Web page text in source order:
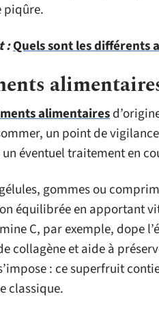
piqûre.
:Quels sont les différents
alimentaires
un point de
éventuel traitement en
gommes ou
équilibrée en apportant
C, par exemple, dope
collagène et aide à
: ce superfruit
classique.